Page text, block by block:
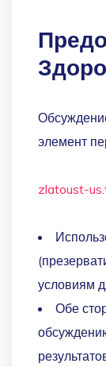
элемент
zlatoust-
условиям
Обе